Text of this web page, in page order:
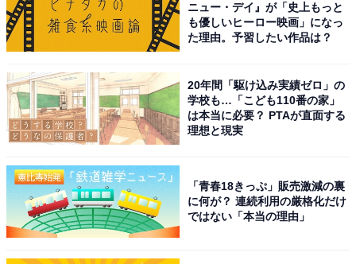
ニュー・デイ』が「史上もっと
も優しいヒーロー映画」になっ
た理由。予習したい作品は？
20年間「駆け込み実績ゼロ」の
学校も…「こども110番の家」
は本当に必要？ PTAが直面する
理想と現実
「青春18きっぷ」販売激減の裏
に何が？ 連続利用の厳格化だけ
ではない「本当の理由」